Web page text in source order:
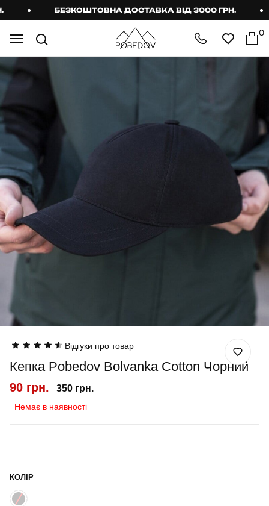
БЕЗКОШТОВНА ДОСТАВКА ВІД 3000 ГРН.
0
Відгуки про товар
Кепка Pobedov Bolvanka Cotton Чорний
90 грн. 350 грн.
Немає в наявності
КОЛІР